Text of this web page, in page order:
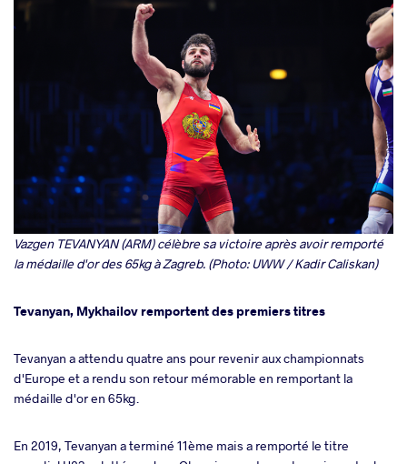
Vazgen TEVANYAN (ARM) célèbre sa victoire après avoir remporté
la médaille d'or des 65kg à Zagreb. (Photo: UWW / Kadir Caliskan)
Tevanyan, Mykhailov remportent des premiers titres
Tevanyan a attendu quatre ans pour revenir aux championnats
d'Europe et a rendu son retour mémorable en remportant la
médaille d'or en 65kg.
En 2019, Tevanyan a terminé 11ème mais a remporté le titre